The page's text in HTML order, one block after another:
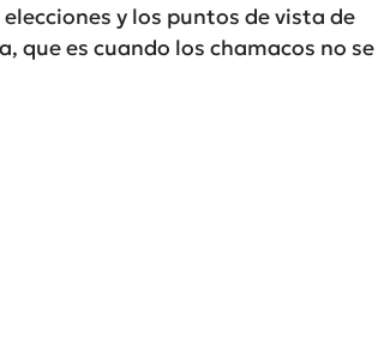
y los puntos de vista de
que es cuando los chamacos no se